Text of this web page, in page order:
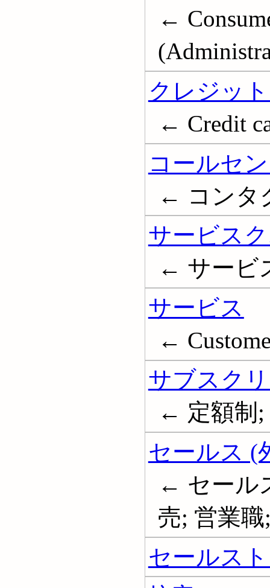
←
クレジッ
← Credit
コールセ
← コンタ
サービス
← サービ
サービス
←
サブスク
← 定額制;
セールス (
← セール
売; 営業職
セールス